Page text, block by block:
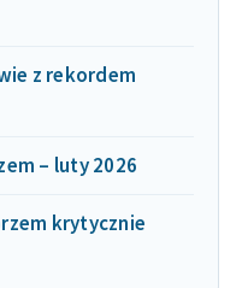
z rekordem
– luty 2026
krytycznie